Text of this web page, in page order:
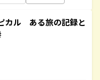
カル ある旅の記録と